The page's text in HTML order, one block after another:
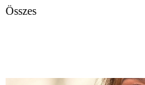
Összes